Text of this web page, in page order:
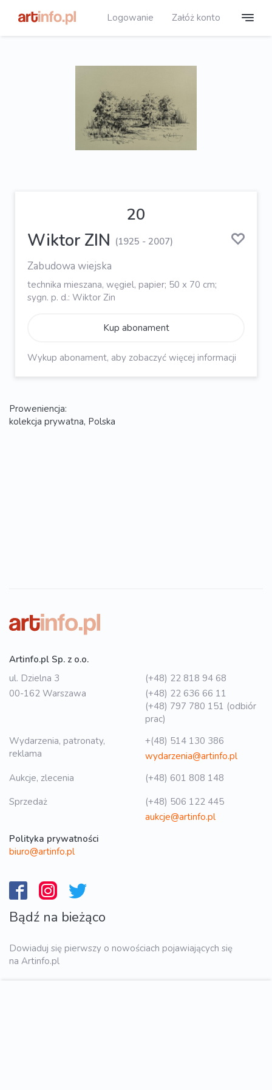
Logowanie Załóż konto
20
Wiktor ZIN (1925 - 2007)
Zabudowa wiejska
technika mieszana, węgiel, papier; 50 x 70 cm;
sygn. p. d.: Wiktor Zin
Kup abonament
Wykup abonament, aby zobaczyć więcej informacji
Proweniencja:
kolekcja prywatna, Polska
Artinfo.pl Sp. z o.o.
ul. Dzielna 3
00-162 Warszawa
(+48) 22 818 94 68
(+48) 22 636 66 11
(+48) 797 780 151 (odbiór
prac)
Wydarzenia, patronaty,
reklama
+(48) 514 130 386
wydarzenia@artinfo.pl
Aukcje, zlecenia
(+48) 601 808 148
Sprzedaż
(+48) 506 122 445
aukcje@artinfo.pl
Polityka prywatności
biuro@artinfo.pl
Bądź na bieżąco
Dowiaduj się pierwszy o nowościach pojawiających się
na Artinfo.pl